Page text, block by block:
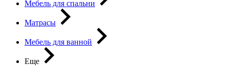
Мебель для спальни
Матрасы
Мебель для ванной
Еще